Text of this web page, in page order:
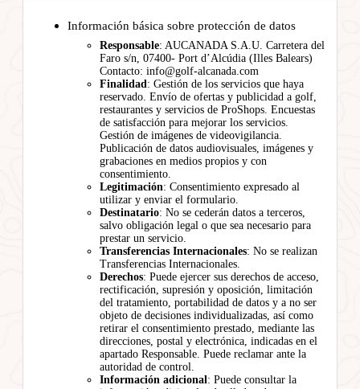
Información básica sobre protección de datos
Responsable: AUCANADA S.A.U. Carretera del
Faro s/n, 07400- Port d’Alcúdia (Illes Balears)
Contacto: info@golf-alcanada.com
Finalidad: Gestión de los servicios que haya
reservado. Envío de ofertas y publicidad a golf,
restaurantes y servicios de ProShops. Encuestas
de satisfacción para mejorar los servicios.
Gestión de imágenes de videovigilancia.
Publicación de datos audiovisuales, imágenes y
grabaciones en medios propios y con
consentimiento.
Legitimación: Consentimiento expresado al
utilizar y enviar el formulario.
Destinatario: No se cederán datos a terceros,
salvo obligación legal o que sea necesario para
prestar un servicio.
Transferencias Internacionales: No se realizan
Transferencias Internacionales.
Derechos: Puede ejercer sus derechos de acceso,
rectificación, supresión y oposición, limitación
del tratamiento, portabilidad de datos y a no ser
objeto de decisiones individualizadas, así como
retirar el consentimiento prestado, mediante las
direcciones, postal y electrónica, indicadas en el
apartado Responsable. Puede reclamar ante la
autoridad de control.
Información adicional: Puede consultar la